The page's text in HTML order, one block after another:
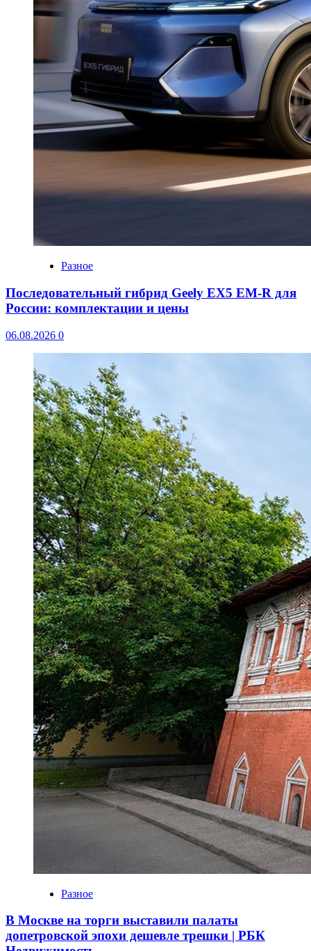
Разное
Последовательный гибрид Geely EX5 EM-R для
России: комплектации и цены
06.08.2026 0
Разное
В Москве на торги выставили палаты
допетровской эпохи дешевле трешки | РБК